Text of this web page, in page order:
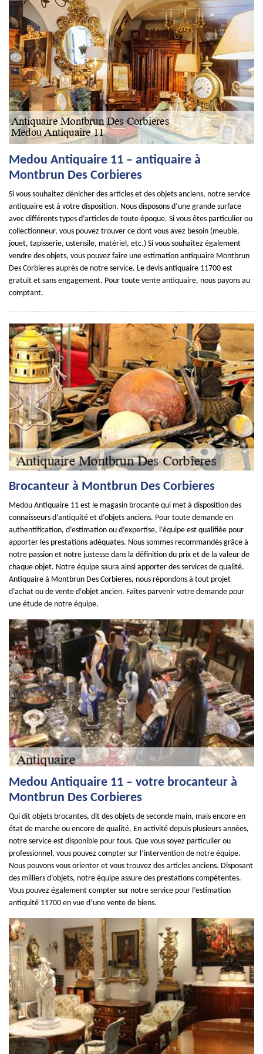
Medou Antiquaire 11 – antiquaire à
Montbrun Des Corbieres
Si vous souhaitez dénicher des articles et des objets anciens, notre service
antiquaire est à votre disposition. Nous disposons d’une grande surface
avec différents types d’articles de toute époque. Si vous êtes particulier ou
collectionneur, vous pouvez trouver ce dont vous avez besoin (meuble,
jouet, tapisserie, ustensile, matériel, etc.) Si vous souhaitez également
vendre des objets, vous pouvez faire une estimation antiquaire Montbrun
Des Corbieres auprès de notre service. Le devis antiquaire 11700 est
gratuit et sans engagement. Pour toute vente antiquaire, nous payons au
comptant.
Brocanteur à Montbrun Des Corbieres
Medou Antiquaire 11 est le magasin brocante qui met à disposition des
connaisseurs d’antiquité et d’objets anciens. Pour toute demande en
authentification, d’estimation ou d’expertise, l’équipe est qualifiée pour
apporter les prestations adéquates. Nous sommes recommandés grâce à
notre passion et notre justesse dans la définition du prix et de la valeur de
chaque objet. Notre équipe saura ainsi apporter des services de qualité.
Antiquaire à Montbrun Des Corbieres, nous répondons à tout projet
d’achat ou de vente d’objet ancien. Faites parvenir votre demande pour
une étude de notre équipe.
Medou Antiquaire 11 – votre brocanteur à
Montbrun Des Corbieres
Qui dit objets brocantes, dit des objets de seconde main, mais encore en
état de marche ou encore de qualité. En activité depuis plusieurs années,
notre service est disponible pour tous. Que vous soyez particulier ou
professionnel, vous pouvez compter sur l’intervention de notre équipe.
Nous pouvons vous orienter et vous trouvez des articles anciens. Disposant
des milliers d’objets, notre équipe assure des prestations compétentes.
Vous pouvez également compter sur notre service pour l’estimation
antiquité 11700 en vue d’une vente de biens.